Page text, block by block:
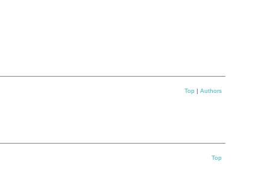
Top | Authors
Top